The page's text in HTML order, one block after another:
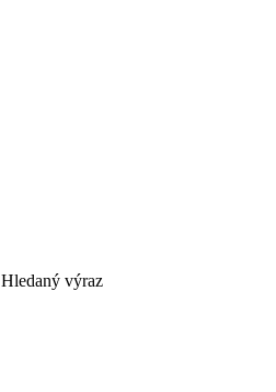
Hledaný výraz